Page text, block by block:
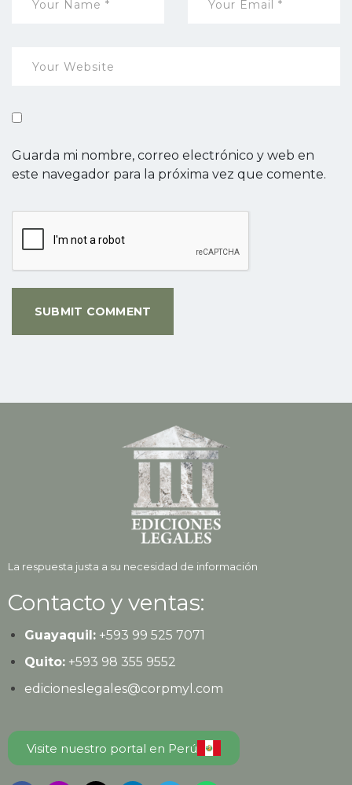
Guarda mi nombre, correo electrónico y web en
este navegador para la próxima vez que comente.
La respuesta justa a su necesidad de información
Contacto y ventas:
Guayaquil:+593 99 525 7071
Quito:+593 98 355 9552
edicioneslegales@corpmyl.com
Visite nuestro portal en Perú